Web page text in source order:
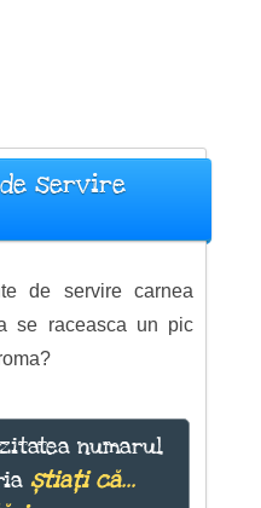
servire
de servire carnea
se raceasca un pic
numarul
știați că...